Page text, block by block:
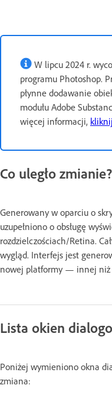
W lipcu 2024 r.
programu Photoshop.
płynne dodawanie
modułu Adobe
więcej informacji,
Co uległo zmianie?
Generowany w oparciu o
uzupełniono o obsługę
rozdzielczościach/Retina.
wygląd. Interfejs jest
nowej platformy — innej niż
Lista okien
Poniżej wymieniono okna
zmiana: